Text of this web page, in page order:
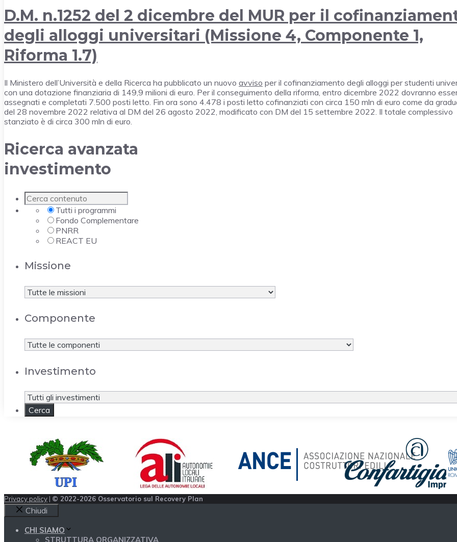
D.M. n.1252 del 2 dicembre del MUR per il
degli alloggi universitari (Missione 4, Componente 1,
Riforma 1.7)
Il Ministero dell’Università e della Ricerca ha pubblicato un nuovo avviso per il cofinanziamento degli alloggi per studenti
con una dotazione finanziaria di 149,9 milioni di euro. Per il conseguimento della riforma, entro dicembre 2022 dovranno
assegnati e completati 7.500 posti letto. Fin ora sono 4.478 i posti letto cofinanziati con circa 150 mln di euro come da
del 28 novembre 2022 relativa al DM del 26 agosto 2022, modificato con DM del 15 settembre 2022. Il totale complessivo
stanziato è di circa 300 mln di euro.
Ricerca avanzata
investimento
Tutti i programmi
Fondo Complementare
PNRR
REACT EU
Missione
Componente
Investimento
Privacy policy | © 2022-2026 Osservatorio sul Recovery Plan
Chiudi
CHI SIAMO
STRUTTURA ORGANIZZATIVA